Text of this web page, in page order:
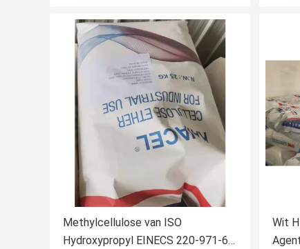
Methylcellulose van ISO
Hydroxypropyl EINECS 220-971-6
Wit